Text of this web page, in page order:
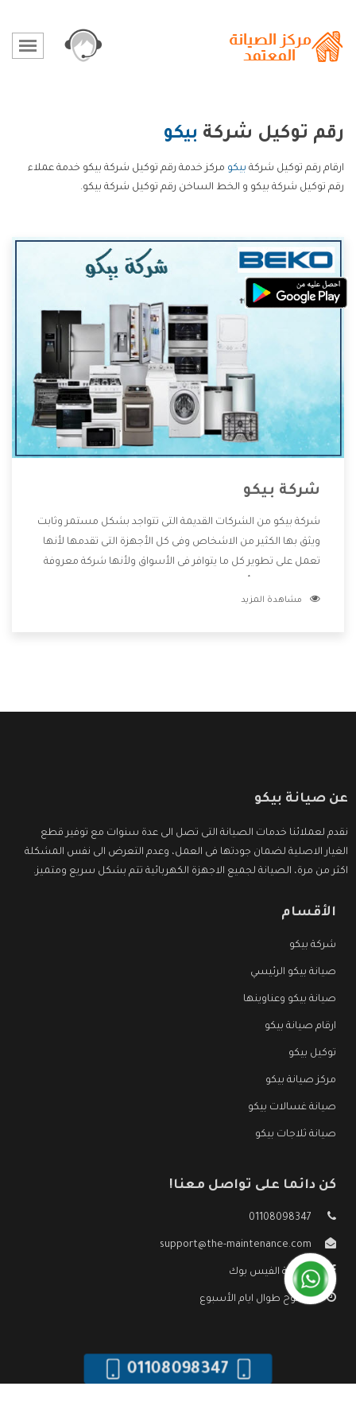
رقم توكيل شركة بيكو
ارقام رقم توكيل شركة بيكو مركز خدمة رقم توكيل شركة بيكو خدمة عملاء
رقم توكيل شركة بيكو و الخط الساخن رقم توكيل شركة بيكو.
شركة بيكو
شركة بيكو من الشركات القديمة التى تتواجد بشكل مستمر وثابت
ويثق بها الكثير من الاشخاص وفى كل الأجهزة التى تقدمها لأنها
تعمل على تطوير كل ما يتوافر فى الأسواق ولأنها شركة معروفة
للعملاء أقوى العروض والخصومات التى تسهل على المستهلك
مشاهدة المزيد
عن صيانة بيكو
نقدم لعملائنا خدمات الصيانة التى تصل الى عدة سنوات مع توفير قطع
الغيار الاصلية لضمان جودتها فى العمل، وعدم التعرض الى نفس المشكلة
اكثر من مرة، الصيانة لجميع الاجهزة الكهربائية تتم بشكل سريع ومتميز.
الأقسام
شركة بيكو
صيانة بيكو الرئيسي
صيانة بيكو وعناوينها
ارقام صيانة بيكو
توكيل بيكو
مركز صيانة بيكو
صيانة غسالات بيكو
صيانة ثلاجات بيكو
كن دائما على تواصل معنا!
01108098347
support@the-maintenance.com
صفحة الفيس بوك
مفتوح طوال ايام الأسبوع
01108098347